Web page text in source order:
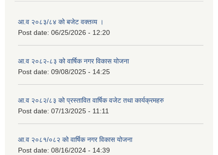
आ.व २०८३/८४ को बजेट वक्तव्य ।
Post date: 06/25/2026 - 12:20
आ.व २०८२-८३ को वार्षिक नगर विकास योजना
Post date: 09/08/2025 - 14:25
आ.व २०८२/८३ को प्रस्तावित वार्षिक वजेट तथा कार्यक्रमहरु
Post date: 07/13/2025 - 11:11
आ.व २०८१/०८२ को वार्षिक नगर विकास योजना
Post date: 08/16/2024 - 14:39